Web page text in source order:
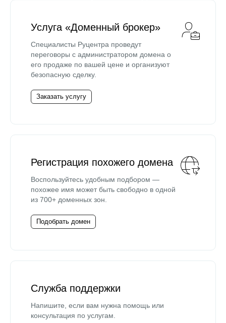
Услуга «Доменный брокер»
Специалисты Руцентра проведут
переговоры с администратором домена о
его продаже по вашей цене и организуют
безопасную сделку.
Заказать услугу
Регистрация похожего домена
Воспользуйтесь удобным подбором —
похожее имя может быть свободно в одной
из 700+ доменных зон.
Подобрать домен
Служба поддержки
Напишите, если вам нужна помощь или
консультация по услугам.